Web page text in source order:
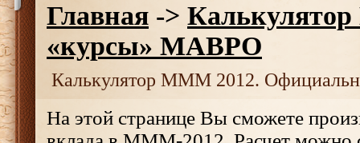
Главная ->
«курсы» МАВРО
Калькулятор МММ 2012.
На этой странице Вы сможете